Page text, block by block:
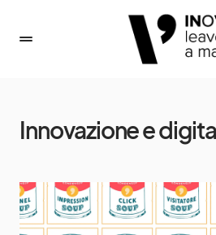
Innovazione e